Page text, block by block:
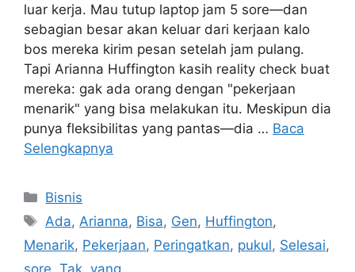
luar kerja. Mau tutup laptop jam 5 sore—dan
sebagian besar akan keluar dari kerjaan kalo
bos mereka kirim pesan setelah jam pulang.
Tapi Arianna Huffington kasih reality check buat
mereka: gak ada orang dengan "pekerjaan
menarik" yang bisa melakukan itu. Meskipun dia
punya fleksibilitas yang pantas—dia … Baca
Selengkapnya
Kategori
Bisnis
Tag
Ada,Arianna, Bisa, Gen, Huffington,
Menarik, Pekerjaan, Peringatkan, pukul, Selesai,
sore, Tak, yang